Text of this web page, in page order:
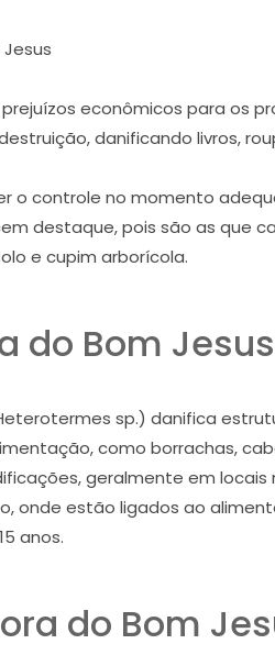
econômicos para os
danificando livros,
o controle no momento
destaque, pois são as que
e cupim arborícola.
do Bom Jesus
sp.) danifica
como borrachas,
geralmente em locais
onde estão ligados ao
anos.
do Bom